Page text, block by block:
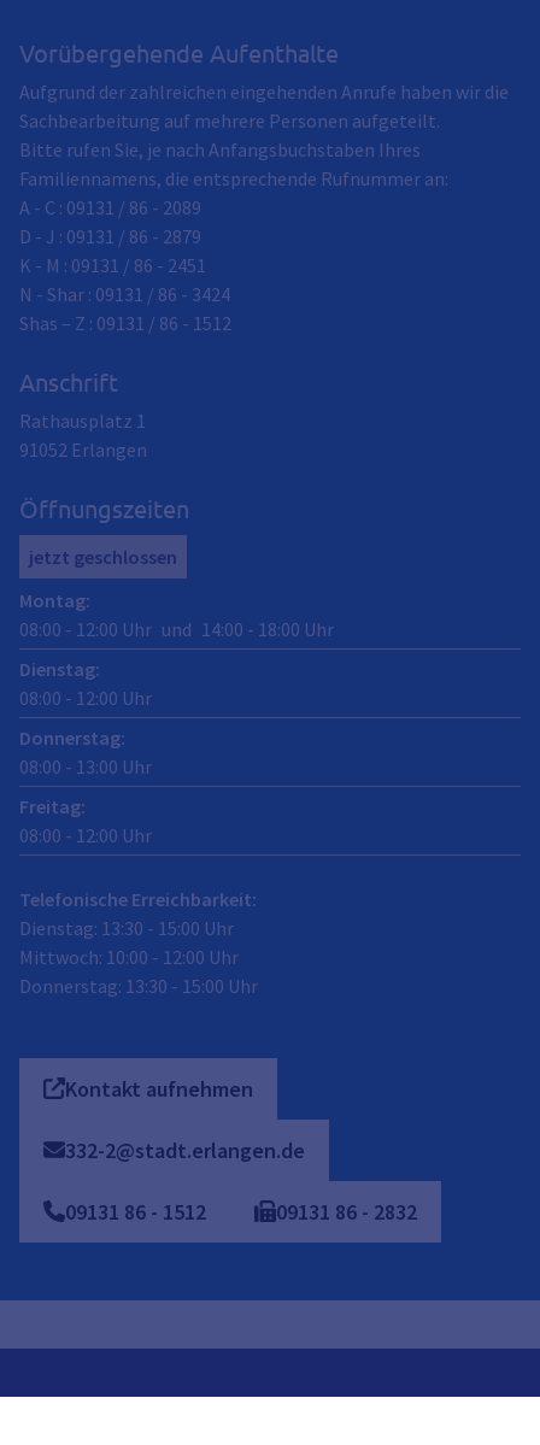
Vorübergehende Aufenthalte
Aufgrund der zahlreichen eingehenden Anrufe haben wir die
Sachbearbeitung auf mehrere Personen aufgeteilt.
Bitte rufen Sie, je nach Anfangsbuchstaben Ihres
Familiennamens, die entsprechende Rufnummer an:
A - C : 09131 / 86 - 2089
D - J : 09131 / 86 - 2879
K - M : 09131 / 86 - 2451
N - Shar : 09131 / 86 - 3424
Shas – Z : 09131 / 86 - 1512
Anschrift
Rathausplatz 1
91052 Erlangen
Öffnungszeiten
jetzt geschlossen
Montag:
08:00 - 12:00 Uhr und 14:00 - 18:00 Uhr
Dienstag:
08:00 - 12:00 Uhr
Donnerstag:
08:00 - 13:00 Uhr
Freitag:
08:00 - 12:00 Uhr
Telefonische Erreichbarkeit:
Dienstag: 13:30 - 15:00 Uhr
Mittwoch: 10:00 - 12:00 Uhr
Donnerstag: 13:30 - 15:00 Uhr
Kontakt aufnehmen
332-2@stadt.erlangen.de
09131 86 - 1512 09131 86 - 2832